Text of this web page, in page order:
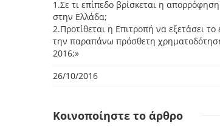
1.Σε τι επίπεδο βρίσκεται η
στην Ελλάδα;
2.Προτίθεται η Επιτροπή να εξετάσει
την παραπάνω πρόσθετη
2016;»
26/10/2016
Κοινοποίηστε το άρθρο